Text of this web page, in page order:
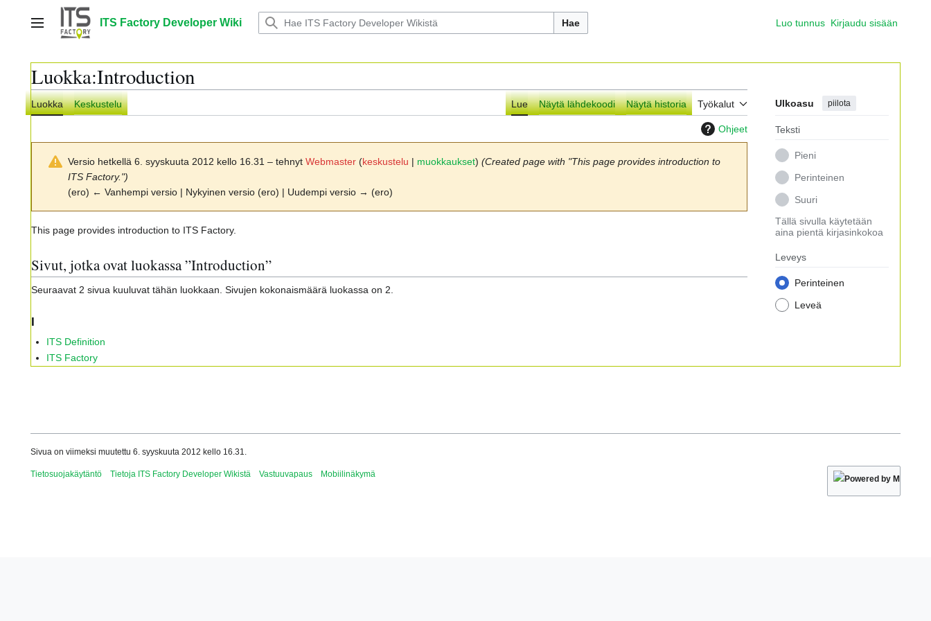
sisältöön
Päävalikko ITS Factory Developer Wiki Hae Luo tunnus Kirjaudu sisään
Luokka:Introduction
Luokka Keskustelu Lue Näytä lähdekoodi Näytä historia Työkalut Ulkoasu piilota
Teksti
Pieni
Perinteinen
Suuri
Tällä sivulla käytetään
aina pientä kirjasinkokoa
Leveys
Perinteinen
Leveä
Ohjeet
Versio hetkellä 6. syyskuuta 2012 kello 16.31 – tehnyt Webmaster (keskustelu | muokkaukset) (Created page with "This page provides introduction to
ITS Factory.")
(ero) ← Vanhempi versio | Nykyinen versio (ero) | Uudempi versio → (ero)
This page provides introduction to ITS Factory.
Sivut, jotka ovat luokassa ”Introduction”
Seuraavat 2 sivua kuuluvat tähän luokkaan. Sivujen kokonaismäärä luokassa on 2.
I
ITS Definition
ITS Factory
Sivua on viimeksi muutettu 6. syyskuuta 2012 kello 16.31.
Tietosuojakäytäntö Tietoja ITS Factory Developer Wikistä Vastuuvapaus Mobiilinäkymä